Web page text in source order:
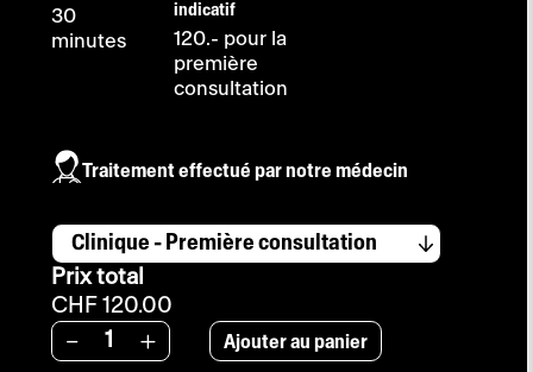
30
minutes
indicatif
120.- pour la
première
consultation
Traitement effectué par notre médecin
Prix total
CHF 120.00
- + Ajouter au panier